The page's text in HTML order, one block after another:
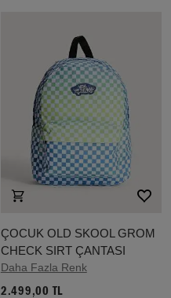
ÇOCUK OLD SKOOL GROM
CHECK SIRT ÇANTASI
Daha Fazla Renk
2.499,00 TL